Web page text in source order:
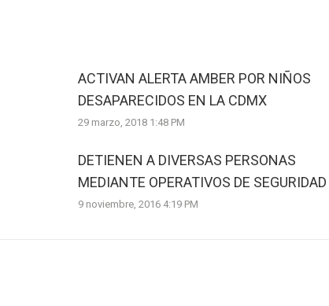
ACTIVAN ALERTA AMBER POR NIÑOS
DESAPARECIDOS EN LA CDMX
29 marzo, 2018 1:48 PM
DETIENEN A DIVERSAS PERSONAS
MEDIANTE OPERATIVOS DE SEGURIDAD
9 noviembre, 2016 4:19 PM